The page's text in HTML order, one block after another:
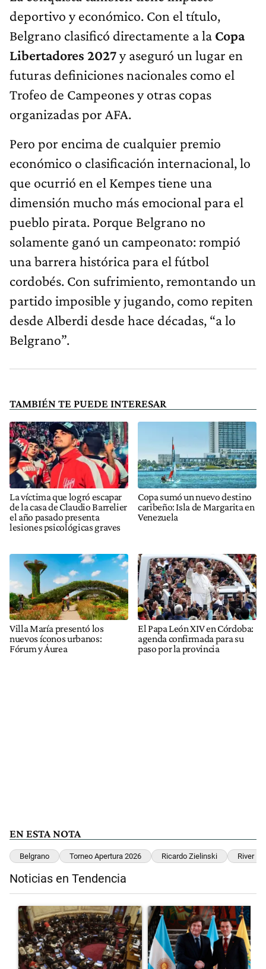
deportivo y económico. Con el título,
Belgrano clasificó directamente a la Copa
Libertadores 2027y aseguró un lugar en
futuras definiciones nacionales como el
Trofeo de Campeones y otras copas
organizadas por AFA.
Pero por encima de cualquier premio
económico o clasificación internacional, lo
que ocurrió en el Kempes tiene una
dimensión mucho más emocional para el
pueblo pirata. Porque Belgrano no
solamente ganó un campeonato: rompió
una barrera histórica para el fútbol
cordobés. Con sufrimiento, remontando un
partido imposible y jugando, como repiten
desde Alberdi desde hace décadas, “a lo
Belgrano”.
TAMBIÉN TE PUEDE INTERESAR
La víctima que logró escapar
de la casa de Claudio Barrelier
el año pasado presenta
lesiones psicológicas graves
Copa sumó un nuevo destino
caribeño: Isla de Margarita en
Venezuela
Villa María presentó los
nuevos íconos urbanos:
Fórum y Áurea
El Papa León XIV en Córdoba:
agenda confirmada para su
paso por la provincia
EN ESTA NOTA
Belgrano Torneo Apertura 2026 Ricardo Zielinski River
Noticias en Tendencia
Un artículo de tendencia con el título "El Senado dio media sanción
Un artículo de tendencia con el